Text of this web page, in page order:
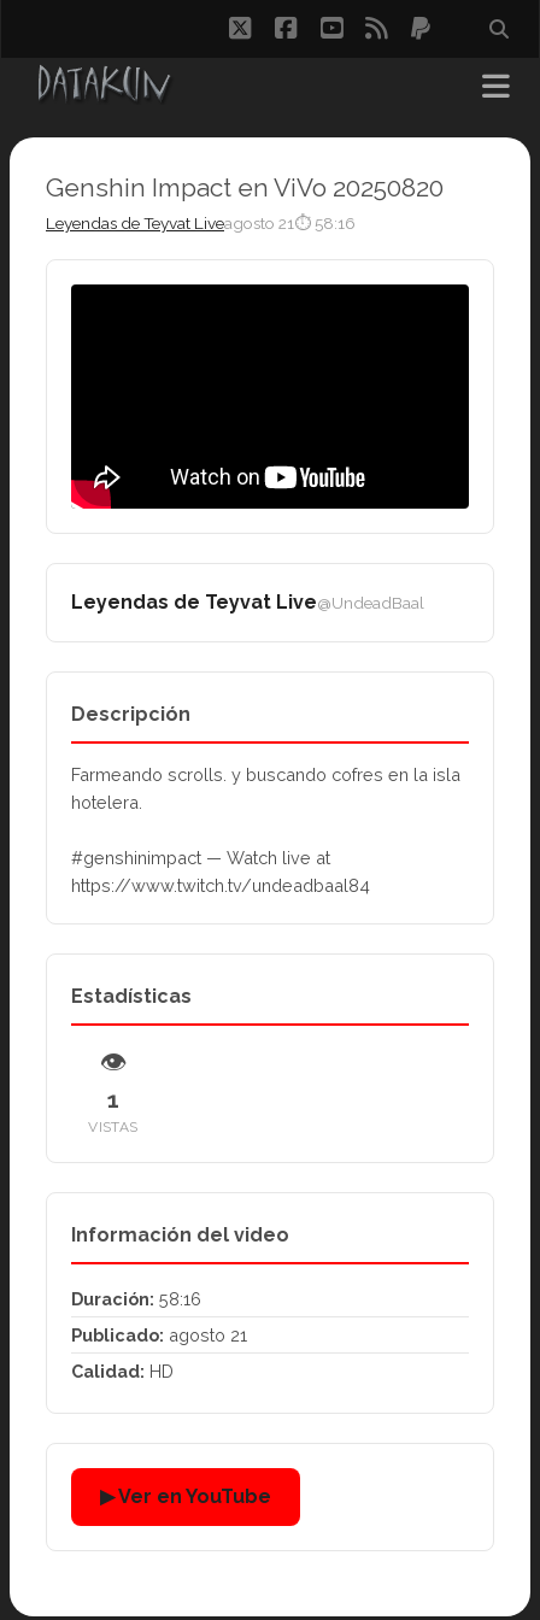
twitterfacebook
youtube
rss paypal
Genshin Impact en ViVo 20250820
Leyendas de Teyvat Liveagosto 21⏱ 58:16
Leyendas de Teyvat Live@UndeadBaal
Descripción
Farmeando scrolls. y buscando cofres en la isla
hotelera.
#genshinimpact — Watch live at
https://www.twitch.tv/undeadbaal84
Estadísticas
👁
1
VISTAS
Información del video
Duración: 58:16
Publicado: agosto 21
Calidad: HD
▶ Ver en YouTube